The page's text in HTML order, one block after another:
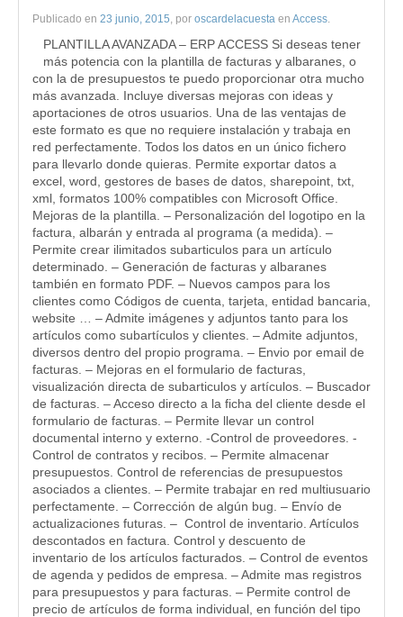
Publicado en 23 junio, 2015, por oscardelacuesta en Access.
PLANTILLA AVANZADA – ERP ACCESS Si deseas tener
más potencia con la plantilla de facturas y albaranes, o
con la de presupuestos te puedo proporcionar otra mucho
más avanzada. Incluye diversas mejoras con ideas y
aportaciones de otros usuarios. Una de las ventajas de
este formato es que no requiere instalación y trabaja en
red perfectamente. Todos los datos en un único fichero
para llevarlo donde quieras. Permite exportar datos a
excel, word, gestores de bases de datos, sharepoint, txt,
xml, formatos 100% compatibles con Microsoft Office.
Mejoras de la plantilla. – Personalización del logotipo en la
factura, albarán y entrada al programa (a medida). –
Permite crear ilimitados subarticulos para un artículo
determinado. – Generación de facturas y albaranes
también en formato PDF. – Nuevos campos para los
clientes como Códigos de cuenta, tarjeta, entidad bancaria,
website … – Admite imágenes y adjuntos tanto para los
artículos como subartículos y clientes. – Admite adjuntos,
diversos dentro del propio programa. – Envio por email de
facturas. – Mejoras en el formulario de facturas,
visualización directa de subarticulos y artículos. – Buscador
de facturas. – Acceso directo a la ficha del cliente desde el
formulario de facturas. – Permite llevar un control
documental interno y externo. -Control de proveedores. -
Control de contratos y recibos. – Permite almacenar
presupuestos. Control de referencias de presupuestos
asociados a clientes. – Permite trabajar en red multiusuario
perfectamente. – Corrección de algún bug. – Envío de
actualizaciones futuras. – Control de inventario. Artículos
descontados en factura. Control y descuento de
inventario de los artículos facturados. – Control de eventos
de agenda y pedidos de empresa. – Admite mas registros
para presupuestos y para facturas. – Permite control de
precio de artículos de forma individual, en función del tipo